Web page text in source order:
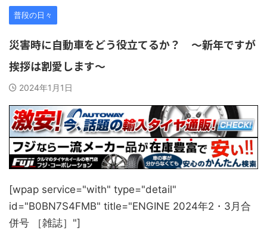
普段の日々
災害時に自動車をどう役立てるか？ 〜新年ですが
挨拶は割愛します〜
2024年1月1日
[wpap service="with" type="detail"
id="B0BN7S4FMB" title="ENGINE 2024年2・3月合
併号 ［雑誌］"]